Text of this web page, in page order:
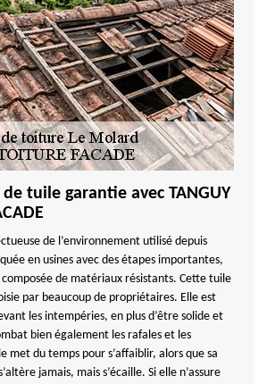
tuile garantie avec TANGUY
de l’environnement utilisé depuis
en usines avec des étapes importantes,
de matériaux résistants. Cette tuile
par beaucoup de propriétaires. Elle est
les intempéries, en plus d’être solide et
bien également les rafales et les
met du temps pour s’affaiblir, alors que sa
jamais, mais s’écaille. Si elle n’assure